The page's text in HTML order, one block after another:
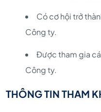
Có cơ hội trở
Công ty.
Được tham gia
Công ty.
THÔNG TIN THAM